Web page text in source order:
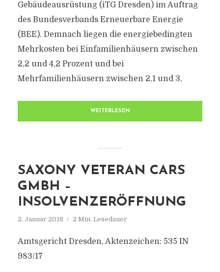
Gebäudeausrüstung (iTG Dresden) im Auftrag
des Bundesverbands Erneuerbare Energie
(BEE). Demnach liegen die energiebedingten
Mehrkosten bei Einfamilienhäusern zwischen
2,2 und 4,2 Prozent und bei
Mehrfamilienhäusern zwischen 2,1 und 3,
WEITERLESEN
SAXONY VETERAN CARS
GMBH –
INSOLVENZERÖFFNUNG
2. Januar 2018 2 Min. Lesedauer
Amtsgericht Dresden, Aktenzeichen: 535 IN
983/17